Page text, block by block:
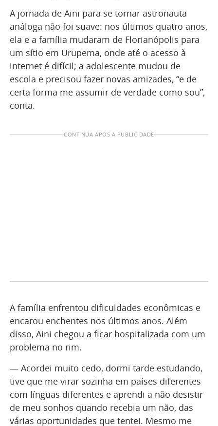
A jornada de Aini para se tornar astronauta
análoga não foi suave: nos últimos quatro anos,
ela e a família mudaram de Florianópolis para
um sítio em Urupema, onde até o acesso à
internet é difícil; a adolescente mudou de
escola e precisou fazer novas amizades, “e de
certa forma me assumir de verdade como sou”,
conta.
CONTINUA APÓS A PUBLICIDADE
A família enfrentou dificuldades econômicas e
encarou enchentes nos últimos anos. Além
disso, Aini chegou a ficar hospitalizada com um
problema no rim.
— Acordei muito cedo, dormi tarde estudando,
tive que me virar sozinha em países diferentes
com línguas diferentes e aprendi a não desistir
de meu sonhos quando recebia um não, das
várias oportunidades que tentei. Mesmo me